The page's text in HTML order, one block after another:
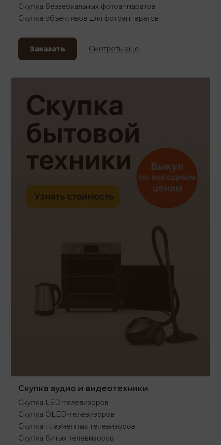
Скупка беззеркальных фотоаппаратов
Скупка объективов для фотоаппаратов
Заказать Смотреть еще
Скупка аудио и видеотехники
Скупка LED-телевизоров
Скупка OLED-телевизоров
Скупка плазменных телевизоров
Скупка битых телевизоров